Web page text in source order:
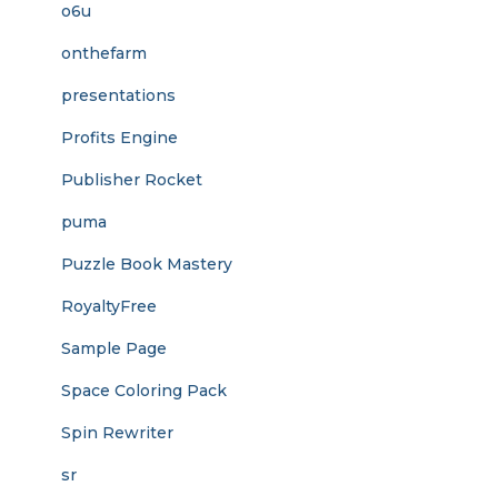
o6u
onthefarm
presentations
Profits Engine
Publisher Rocket
puma
Puzzle Book Mastery
RoyaltyFree
Sample Page
Space Coloring Pack
Spin Rewriter
sr